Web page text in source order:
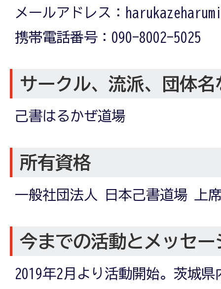
メールアドレス：
携帯電話番号：090-8002-5025
サークル、流派、団体名
己書はるかぜ道場
所有資格
一般社団法人 日本己書道場 上
今までの活動とメッセー
2019年2月より活動開始。茨城